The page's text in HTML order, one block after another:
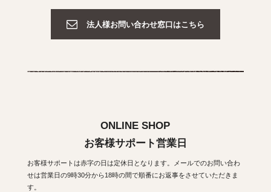
法人様お問い合わせ窓口はこちら
ONLINE SHOP
お客様サポート営業日
お客様サポートは赤字の日は定休日となります。メールでのお問い合わ
せは営業日の9時30分から18時の間で順番にお返事をさせていただきま
す。